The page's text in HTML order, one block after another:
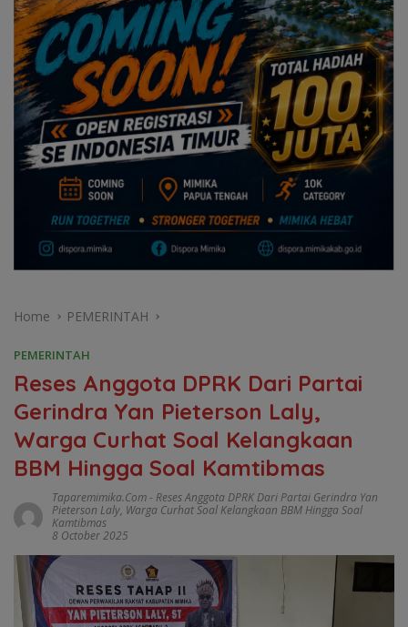
Home PEMERINTAH
PEMERINTAH
Reses Anggota DPRK Dari Partai
Gerindra Yan Pieterson Laly,
Warga Curhat Soal Kelangkaan
BBM Hingga Soal Kamtibmas
Taparemimika.com- Reses Anggota DPRK Dari Partai Gerindra Yan
Pieterson Laly, Warga Curhat Soal Kelangkaan BBM Hingga Soal
Kamtibmas
8 October 2025